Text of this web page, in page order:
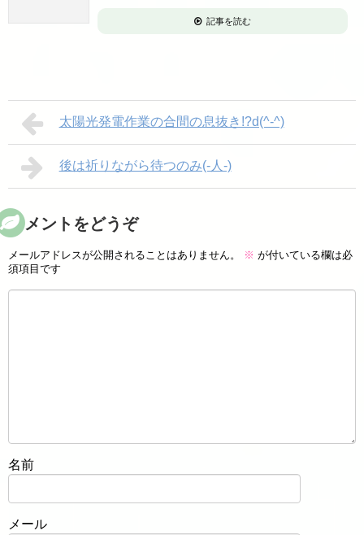
記事を読む
太陽光発電作業の合間の息抜き!?d(^-^)
後は祈りながら待つのみ(-人-)
コメントをどうぞ
メールアドレスが公開されることはありません。 ※ が付いている欄は必
須項目です
名前
メール